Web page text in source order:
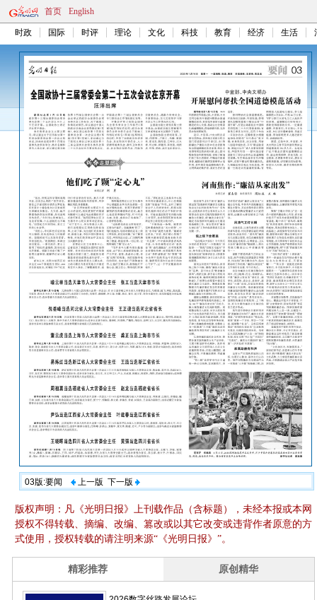
首页 English
时政 国际 时评 理论 文化 科技 教育 经济 生活
03版:要闻 上一版 下一版
版权声明：凡《光明日报》上刊载作品（含标题），未经本报或本网
授权不得转载、摘编、改编、篡改或以其它改变或违背作者原意的方
式使用，授权转载的请注明来源“《光明日报》”。